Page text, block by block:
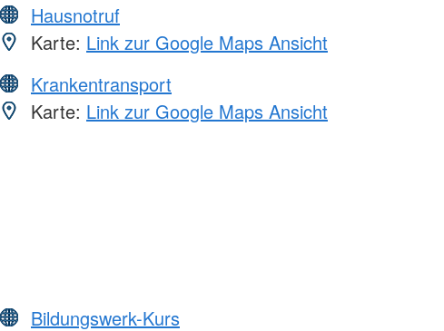
Hausnotruf
Karte: Link zur Google Maps Ansicht
Krankentransport
Karte: Link zur Google Maps Ansicht
Bildungswerk-Kurs